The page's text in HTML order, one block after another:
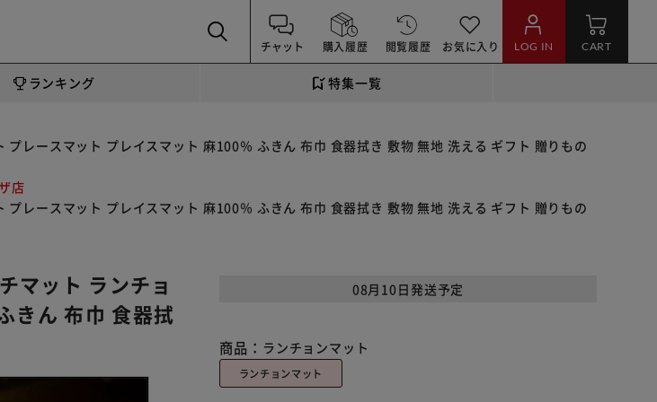
チャット 購入履歴 閲覧履歴 お気に入り LOG IN CART
ランキング 特集一覧
レースマット プレイスマット 麻100％ ふきん 布巾 食器拭き 敷物 無地 洗える ギフト 贈りもの
店
レースマット プレイスマット 麻100％ ふきん 布巾 食器拭き 敷物 無地 洗える ギフト 贈りもの
マット ランチョ
きん 布巾 食器拭
08月10日発送予定
商品： ランチョンマット
ランチョンマット